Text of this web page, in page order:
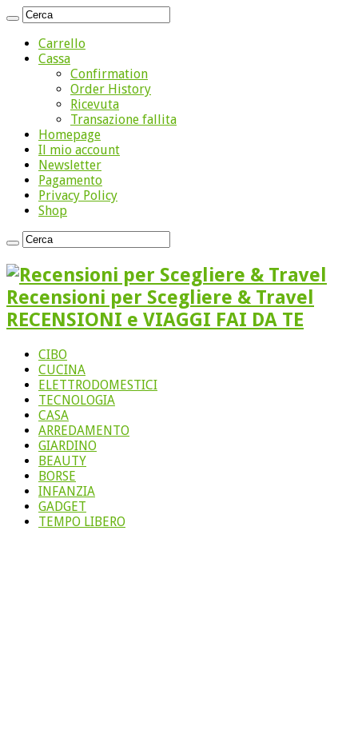
Carrello
Cassa
Confirmation
Order History
Ricevuta
Transazione fallita
Homepage
Il mio account
Newsletter
Pagamento
Privacy Policy
Shop
Recensioni per Scegliere & Travel
RECENSIONI e VIAGGI FAI DA TE
CIBO
CUCINA
ELETTRODOMESTICI
TECNOLOGIA
CASA
ARREDAMENTO
GIARDINO
BEAUTY
BORSE
INFANZIA
GADGET
TEMPO LIBERO